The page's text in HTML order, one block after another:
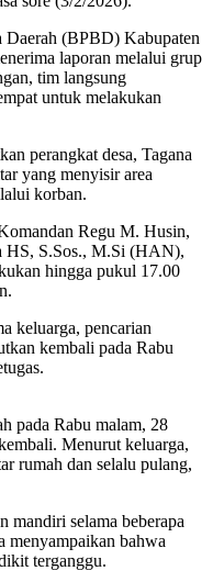
Daerah (BPBD) Kabupaten
laporan melalui grup
tim langsung
untuk melakukan
perangkat desa, Tagana
yang menyisir area
korban.
Regu M. Husin,
HS, S.Sos., M.Si (HAN),
hingga pukul 17.00
keluarga, pencarian
kembali pada Rabu
pada Rabu malam, 28
Menurut keluarga,
rumah dan selalu pulang,
mandiri selama beberapa
menyampaikan bahwa
terganggu.